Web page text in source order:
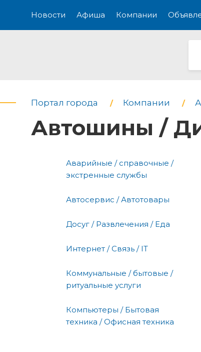
Новости Афиша Компании
Портал города Компании
Автошины /
Аварийные / справочные /
экстренные службы
Автосервис / Автотовары
Досуг / Развлечения / Еда
Интернет / Связь / IT
Коммунальные / бытовые /
ритуальные услуги
Компьютеры / Бытовая
техника / Офисная техника